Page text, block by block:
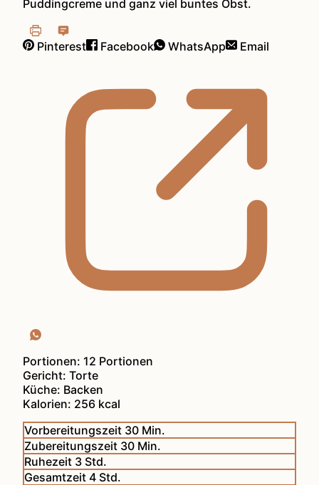
Puddingcreme und ganz viel buntes Obst.
Pinterest Facebook WhatsApp Email
Portionen: 12 Portionen
Gericht:Torte
Küche: Backen
Kalorien: 256 kcal
Vorbereitungszeit 30Minuten
Min.
Zubereitungszeit 30Minuten
Min.
Ruhezeit 3Stunden
Std.
Gesamtzeit4Stunden
Std.